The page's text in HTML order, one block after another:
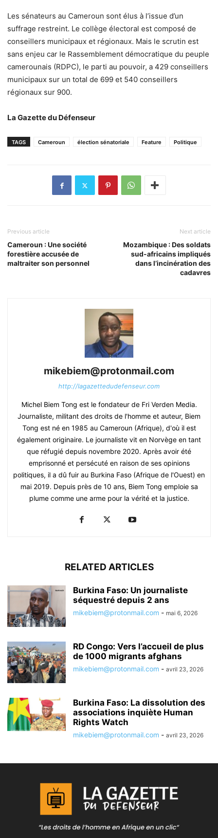
Les sénateurs au Cameroun sont élus à l’issue d’un
suffrage restreint. Le collège électoral est composé de
conseillers municipaux et régionaux. Mais le scrutin est
sans enjeu car le Rassemblement démocratique du peuple
camerounais (RDPC), le parti au pouvoir, a 429 conseillers
municipaux sur un total de 699 et 540 conseillers
régionaux sur 900.
La Gazette du Défenseur
TAGS Cameroun élection sénatoriale Feature Politique
Previous article
Cameroun : Une société
forestière accusée de
maltraiter son personnel
Next article
Mozambique : Des soldats
sud-africains impliqués
dans l’incinération des
cadavres
mikebiem@protonmail.com
http://lagazettedudefenseur.com
Michel Biem Tong est le fondateur de Fri Verden Media.
Journaliste, militant des droits de l'homme et auteur, Biem
Tong est né en 1985 au Cameroun (Afrique), d'où il est
également originaire. Le journaliste vit en Norvège en tant
que réfugié depuis novembre 2020. Après avoir été
emprisonné et persécuté en raison de ses opinions
politiques, il a dû fuir au Burkina Faso (Afrique de l'Ouest) en
mai 2019. Depuis près de 10 ans, Biem Tong emploie sa
plume comme une arme pour la vérité et la justice.
RELATED ARTICLES
Burkina Faso: Un journaliste
séquestré depuis 2 ans
mikebiem@protonmail.com - mai 6, 2026
RD Congo: Vers l’accueil de plus
de 1000 migrants afghans
mikebiem@protonmail.com - avril 23, 2026
Burkina Faso: La dissolution des
associations inquiète Human
Rights Watch
mikebiem@protonmail.com - avril 23, 2026